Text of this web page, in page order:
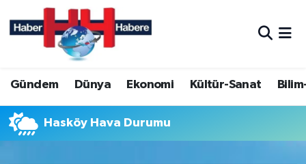
Gündem Dünya Ekonomi Kültür-Sanat
Hasköy Hava Durumu
Hava Durumu
Trafik Durumu
Süper Lig Puan Durumu ve Fikstür